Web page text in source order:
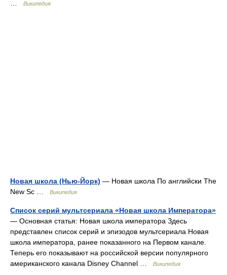
Википедия
Новая школа (Нью-Йорк) — Новая школа По английски The
New Sc …
Википедия
Список серий мультсериала «Новая школа Императора»
— Основная статья: Новая школа императора Здесь
представлен список серий и эпизодов мультсериала Новая
школа императора, ранее показанного на Первом канале.
Теперь его показывают на российской версии популярного
американского канала Disney Channel …
Википедия